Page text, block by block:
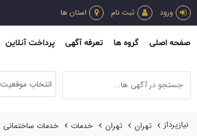
ورود ثبت نام استان ها
صفحه اصلی گروه ها تعرفه آگهی پرداخت آنلاین
انتخاب موقعیت
نیازپرداز تهران تهران خدمات خدمات ساختماني